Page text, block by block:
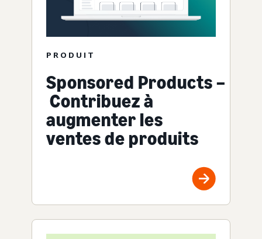
PRODUIT
Sponsored Products –
Contribuez à
augmenter les
ventes de produits